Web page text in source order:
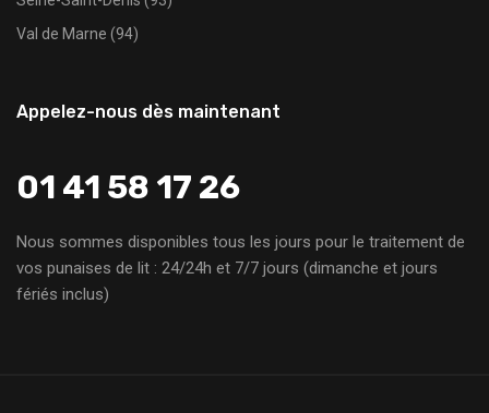
Val de Marne (94)
Appelez-nous dès maintenant
01 41 58 17 26
Nous sommes disponibles tous les jours pour le traitement de
vos punaises de lit : 24/24h et 7/7 jours (dimanche et jours
fériés inclus)